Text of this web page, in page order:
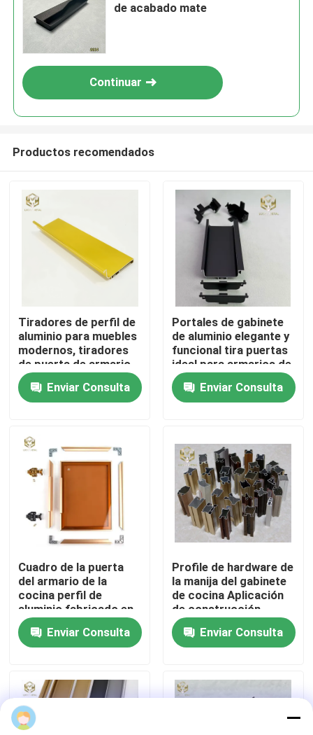
Inicio
Productos
Visita a la fábrica
Control de Calidad
noticias
Todos los casos
Solicitar una cotización
perfiles de aluminio para las ventanas y las puertas
de acabado mate
Continuar
Productos recomendados
Tiradores de perfil de
aluminio para muebles
modernos, tiradores
de puerta de armario
de cocina
Enviar Consulta
Portales de gabinete
de aluminio elegante y
funcional tira puertas
ideal para armarios de
cocina cajones y
aplicaciones de
muebles
Enviar Consulta
Cuadro de la puerta
del armario de la
cocina perfil de
aluminio fabricado en
Vietnam
Enviar Consulta
Profile de hardware de
la manija del gabinete
de cocina Aplicación
de construcción
Enviar Consulta